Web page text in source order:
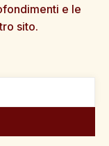
e le
sito.